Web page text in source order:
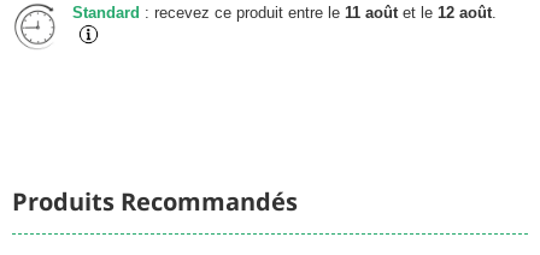
Standard : recevez ce produit entre le 11 août et le 12 août
Produits Recommandés